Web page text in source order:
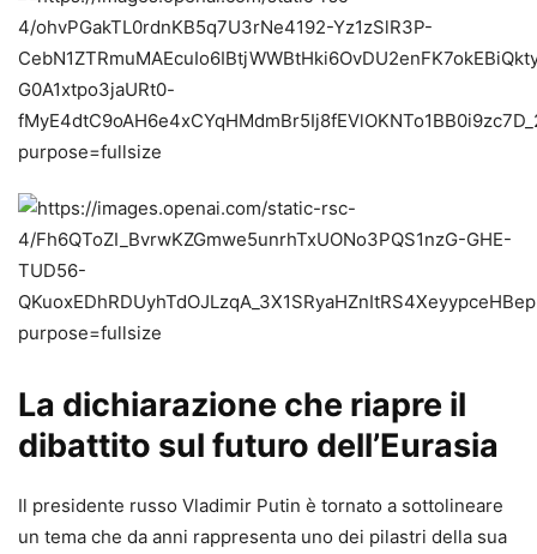
La dichiarazione che riapre il
dibattito sul futuro dell’Eurasia
Il presidente russo Vladimir Putin è tornato a sottolineare
un tema che da anni rappresenta uno dei pilastri della sua